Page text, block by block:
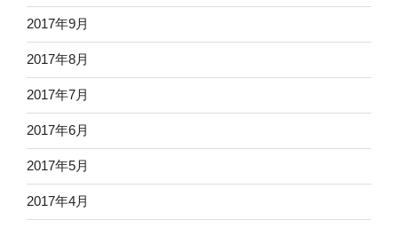
2017年9月
2017年8月
2017年7月
2017年6月
2017年5月
2017年4月